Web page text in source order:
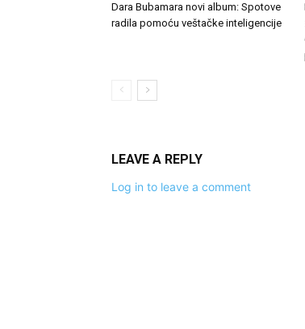
Dara Bubamara novi album: Spotove
radila pomoću veštačke inteligencije
LEAVE A REPLY
Log in to leave a comment